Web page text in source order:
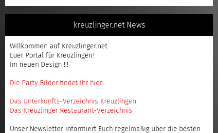
kreuzlinger.net News
Willkommen auf Kreuzlinger.net
Euer Portal für Kreuzlingen!
Im neuen Design !!!
Die Party Bilder findet Ihr hier!
Das Unterkunfts-Verzeichnis Kreuzlingen
Das Kreuzlinger Restaurant-Verzeichnis
Unser Newsletter informiert Euch regelmäßig über die besten